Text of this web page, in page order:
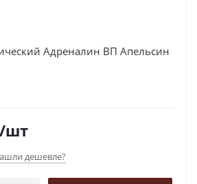
Адреналин ВП Апельсин
/шт
дешевле?